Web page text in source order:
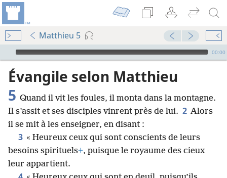
Matthieu 5
Audio Player
00:00
Évangile selon Matthieu
5 Quand il vit les foules, il monta dans la montagne.
Il s’assit et ses disciples vinrent près de lui. 2 Alors
il se mit à les enseigner, en disant :
3 « Heureux ceux qui sont conscients de leurs
besoins spirituels+, puisque le royaume des cieux
leur appartient.